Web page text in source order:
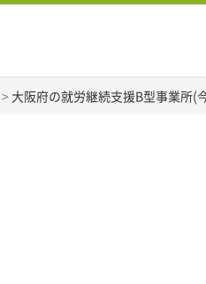
> 大阪府の就労継続支援B型事業所(